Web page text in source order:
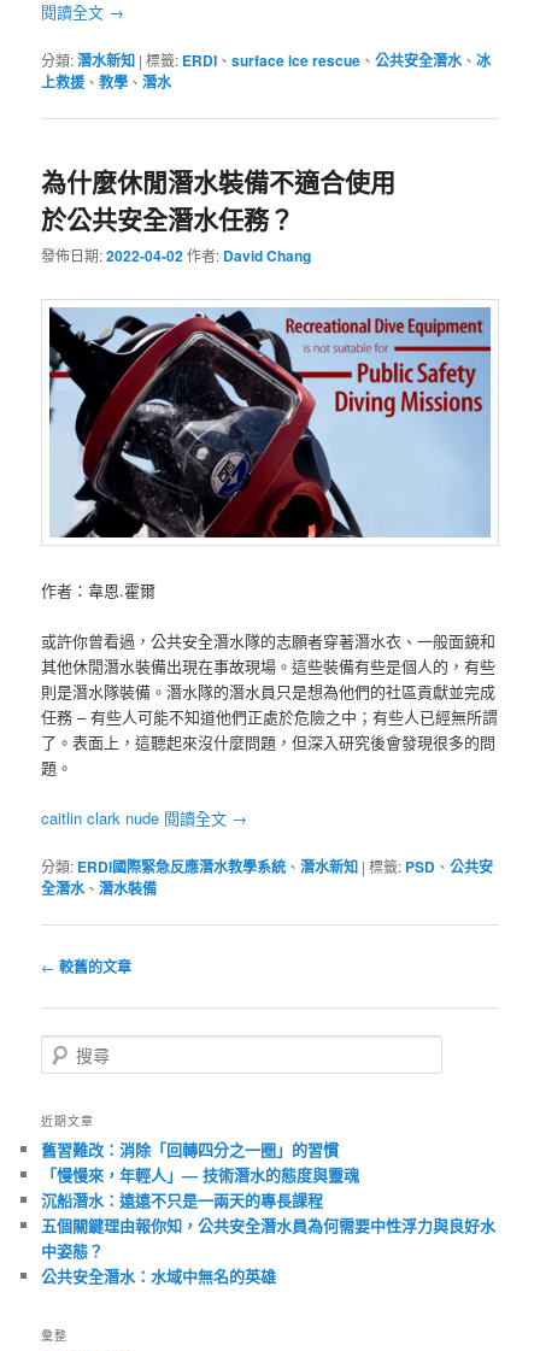
閱讀全文 →
分類:潛水新知 |標籤: ERDI 、surface ice rescue 、公共安全潛水、冰
上救援 、教學 、潛水
為什麼休閒潛水裝備不適合使用
於公共安全潛水任務？
發佈日期:2022-04-02作者: David Chang
作者：韋恩.霍爾
或許你曾看過，公共安全潛水隊的志願者穿著潛水衣、一般面鏡和
其他休閒潛水裝備出現在事故現場。這些裝備有些是個人的，有些
則是潛水隊裝備。潛水隊的潛水員只是想為他們的社區貢獻並完成
任務 – 有些人可能不知道他們正處於危險之中；有些人已經無所謂
了。表面上，這聽起來沒什麼問題，但深入研究後會發現很多的問
題。
caitlin clark nude 閱讀全文 →
分類: ERDI國際緊急反應潛水教學系統 、潛水新知 |標籤: PSD 、公共安
全潛水、潛水裝備
文
導
覽
← 較舊的文章
搜
尋
近期文章
舊習難改：消除「回轉四分之一圈」的習慣
「慢慢來，年輕人」— 技術潛水的態度與靈魂
沉船潛水：遠遠不只是一兩天的專長課程
五個關鍵理由報你知，公共安全潛水員為何需要中性浮力與良好水
中姿態？
公共安全潛水：水域中無名的英雄
彙整